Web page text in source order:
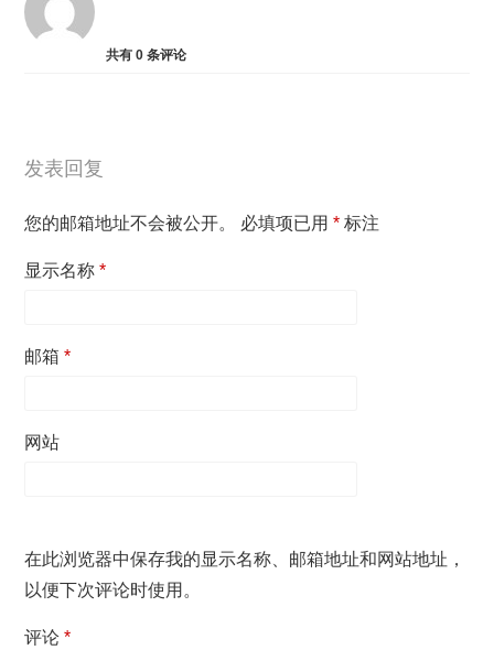
共有0 条评论
发表回复
您的邮箱地址不会被公开。 必填项已用* 标注
显示名称*
邮箱*
网站
在此浏览器中保存我的显示名称、邮箱地址和网站地址，
以便下次评论时使用。
评论*